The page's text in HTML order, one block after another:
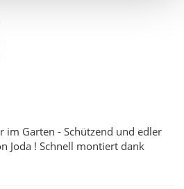
im Garten - Schützend und edler
Joda ! Schnell montiert dank